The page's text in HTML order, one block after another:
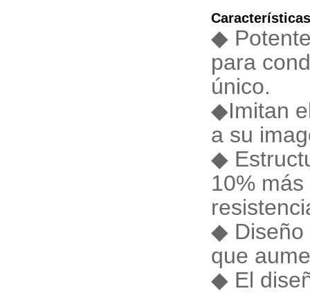
Características
◆
para
único.
◆Imitan
a su
◆
10%
◆ Diseño
que
◆ El